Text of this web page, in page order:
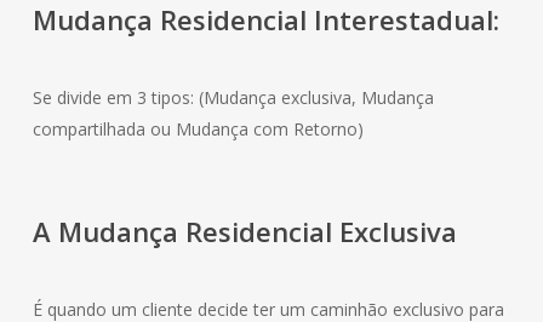
Mudança Residencial Interestadual:
Se divide em 3 tipos: (Mudança exclusiva, Mudança
compartilhada ou Mudança com Retorno)
A Mudança Residencial Exclusiva
É quando um cliente decide ter um caminhão exclusivo para